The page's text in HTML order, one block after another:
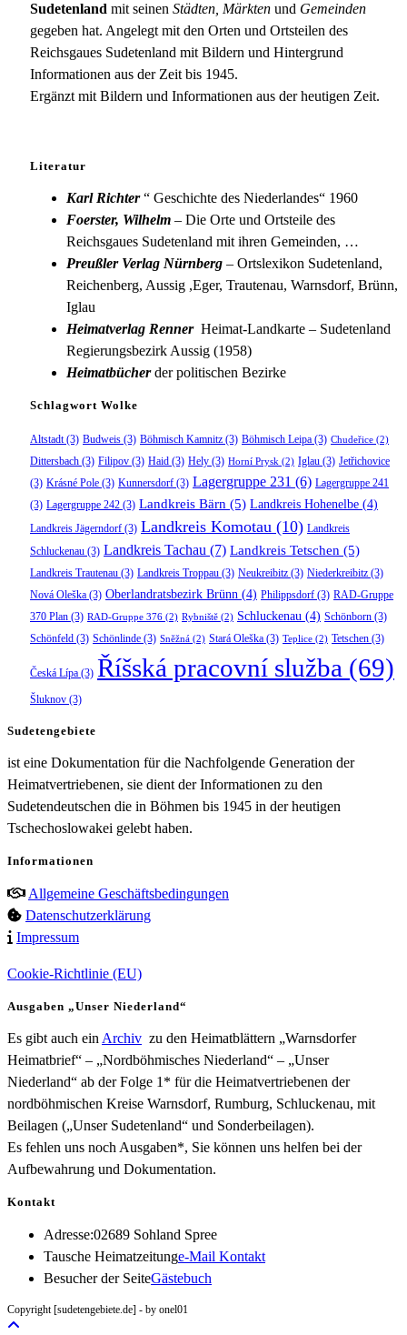
Sudetenland mit seinen Städten, Märkten und Gemeinden
gegeben hat. Angelegt mit den Orten und Ortsteilen des
Reichsgaues Sudetenland mit Bildern und Hintergrund
Informationen aus der Zeit bis 1945.
Ergänzt mit Bildern und Informationen aus der heutigen Zeit.
Literatur
Karl Richter“ Geschichte des Niederlandes“ 1960
Foerster, Wilhelm – Die Orte und Ortsteile des
Reichsgaues Sudetenland mit ihren Gemeinden, …
Preußler Verlag Nürnberg – Ortslexikon Sudetenland,
Reichenberg, Aussig ,Eger, Trautenau, Warnsdorf, Brünn,
Iglau
Heimatverlag Renner Heimat-Landkarte – Sudetenland
Regierungsbezirk Aussig (1958)
Heimatbücherder politischen Bezirke
Schlagwort Wolke
Altstadt (3) Budweis (3) Böhmisch Kamnitz (3) Böhmisch Leipa (3) Chudeřice (2)
Dittersbach (3) Filipov (3) Haid (3) Hely (3) Horní Prysk (2) Iglau (3) Jetřichovice
(3) Krásné Pole (3) Kunnersdorf (3) Lagergruppe 231 (6) Lagergruppe 241
(3) Lagergruppe 242 (3) Landkreis Bärn (5) Landkreis Hohenelbe (4)
Landkreis Jägerndorf (3) Landkreis Komotau (10) Landkreis
Schluckenau (3) Landkreis Tachau (7) Landkreis Tetschen (5)
Landkreis Trautenau (3) Landkreis Troppau (3) Neukreibitz (3) Niederkreibitz (3)
Nová Oleška (3) Oberlandratsbezirk Brünn (4) Philippsdorf (3) RAD-Gruppe
370 Plan (3) RAD-Gruppe 376 (2) Rybniště (2) Schluckenau (4) Schönborn (3)
Schönfeld (3) Schönlinde (3) Sněžná (2) Stará Oleška (3) Teplice (2) Tetschen (3)
Česká Lípa (3) Říšská pracovní služba (69)
Šluknov (3)
Sudetengebiete
ist eine Dokumentation für die Nachfolgende Generation der
Heimatvertriebenen, sie dient der Informationen zu den
Sudetendeutschen die in Böhmen bis 1945 in der heutigen
Tschechoslowakei gelebt haben.
Informationen
Allgemeine Geschäftsbedingungen
Datenschutzerklärung
Impressum
Cookie-Richtlinie (EU)
Ausgaben „Unser Niederland“
Es gibt auch ein Archiv zu den Heimatblättern „Warnsdorfer
Heimatbrief“ – „Nordböhmisches Niederland“ – „Unser
Niederland“ ab der Folge 1* für die Heimatvertriebenen der
nordböhmischen Kreise Warnsdorf, Rumburg, Schluckenau, mit
Beilagen („Unser Sudetenland“ und Sonderbeilagen).
Es fehlen uns noch Ausgaben*, Sie können uns helfen bei der
Aufbewahrung und Dokumentation.
Kontakt
Adresse:02689 Sohland Spree
Tausche Heimatzeitunge-Mail KontaktOpens
Besucher der SeiteGästebuch
Copyright [sudetengebiete.de] - by onel01